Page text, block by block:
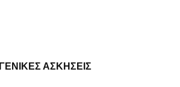
ΓΕΝΙΚΕΣ ΑΣΚΗΣΕΙΣ